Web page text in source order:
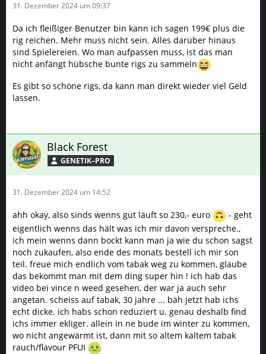
31. Dezember 2024 um 09:37
Da ich fleißiger Benutzer bin kann ich sagen 199€ plus die
rig reichen. Mehr muss nicht sein. Alles darüber hinaus
sind Spielereien. Wo man aufpassen muss, ist das man
nicht anfängt hübsche bunte rigs zu sammeln
Es gibt so schöne rigs, da kann man direkt wieder viel Geld
lassen.
Black Forest
GENETIK–PRO
31. Dezember 2024 um 14:52
ahh okay, also sinds wenns gut läuft so 230,- euro
- geht
eigentlich wenns das hält was ich mir davon verspreche.,
ich mein wenns dann bockt kann man ja wie du schon sagst
noch zukaufen, also ende des monats bestell ich mir son
teil. freue mich endlich vom tabak weg zu kommen, glaube
das bekommt man mit dem ding super hin ! ich hab das
video bei vince n weed gesehen, der war ja auch sehr
angetan. scheiss auf tabak, 30 jahre ... bäh jetzt hab ichs
echt dicke. ich habs schon reduziert u. genau deshalb find
ichs immer ekliger. allein in ne bude im winter zu kommen,
wo nicht angewärmt ist, dann mit so altem kaltem tabak
rauch/flavour PFUI